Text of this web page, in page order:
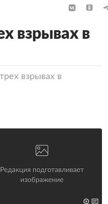
взрывах в
взрывах в